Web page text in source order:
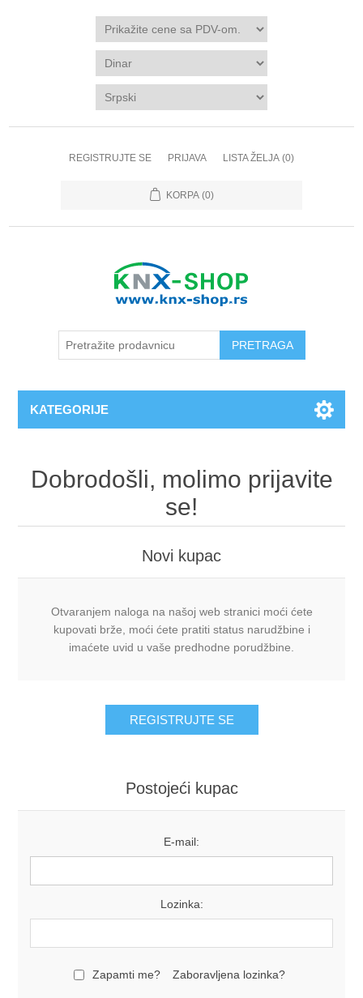
REGISTRUJTE SE PRIJAVA LISTA ŽELJA (0)
KORPA (0)
KATEGORIJE
Dobrodošli, molimo prijavite
se!
Novi kupac
Otvaranjem naloga na našoj web stranici moći ćete
kupovati brže, moći ćete pratiti status narudžbine i
imaćete uvid u vaše predhodne porudžbine.
Postojeći kupac
E-mail:
Lozinka:
Zapamti me? Zaboravljena lozinka?